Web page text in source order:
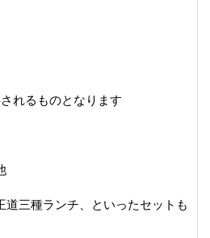
れるものとなります
道三種ランチ、といったセットも